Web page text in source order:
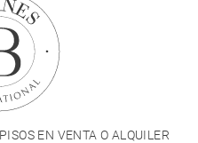
EN VENTA O ALQUILER